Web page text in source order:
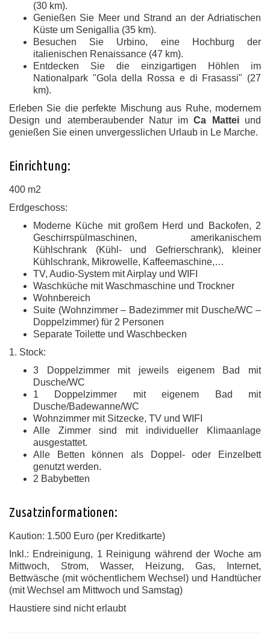
(30 km).
Genießen Sie Meer und Strand an der Adriatischen
Küste um Senigallia (35 km).
Besuchen Sie Urbino, eine Hochburg der
italienischen Renaissance (47 km).
Entdecken Sie die einzigartigen Höhlen im
Nationalpark "Gola della Rossa e di Frasassi" (27
km).
Erleben Sie die perfekte Mischung aus Ruhe, modernem
Design und atemberaubender Natur imCa Matteiund
genießen Sie einen unvergesslichen Urlaub in Le Marche.
Einrichtung:
400 m2
Erdgeschoss:
Moderne Küche mit großem Herd und Backofen, 2
Geschirrspülmaschinen, amerikanischem
Kühlschrank (Kühl- und Gefrierschrank), kleiner
Kühlschrank, Mikrowelle, Kaffeemaschine,…
TV, Audio-System mit Airplay und WIFI
Waschküche mit Waschmaschine und Trockner
Wohnbereich
Suite (Wohnzimmer – Badezimmer mit Dusche/WC –
Doppelzimmer) für 2 Personen
Separate Toilette und Waschbecken
1. Stock:
3 Doppelzimmer mit jeweils eigenem Bad mit
Dusche/WC
1 Doppelzimmer mit eigenem Bad mit
Dusche/Badewanne/WC
Wohnzimmer mit Sitzecke, TV und WIFI
Alle Zimmer sind mit individueller Klimaanlage
ausgestattet.
Alle Betten können als Doppel- oder Einzelbett
genutzt werden.
2 Babybetten
Zusatzinformationen:
Kaution: 1.500 Euro (per Kreditkarte)
Inkl.: Endreinigung, 1 Reinigung während der Woche am
Mittwoch, Strom, Wasser, Heizung, Gas, Internet,
Bettwäsche (mit wöchentlichem Wechsel) und Handtücher
(mit Wechsel am Mittwoch und Samstag)
Haustiere sind nicht erlaubt